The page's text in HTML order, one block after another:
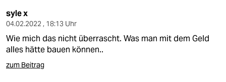
syle x
04.02.2022 , 18:13 Uhr
Wie mich das nicht überrascht. Was man mit dem Geld
alles hätte bauen können..
zum Beitrag